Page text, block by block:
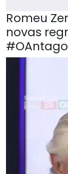
Romeu
novas